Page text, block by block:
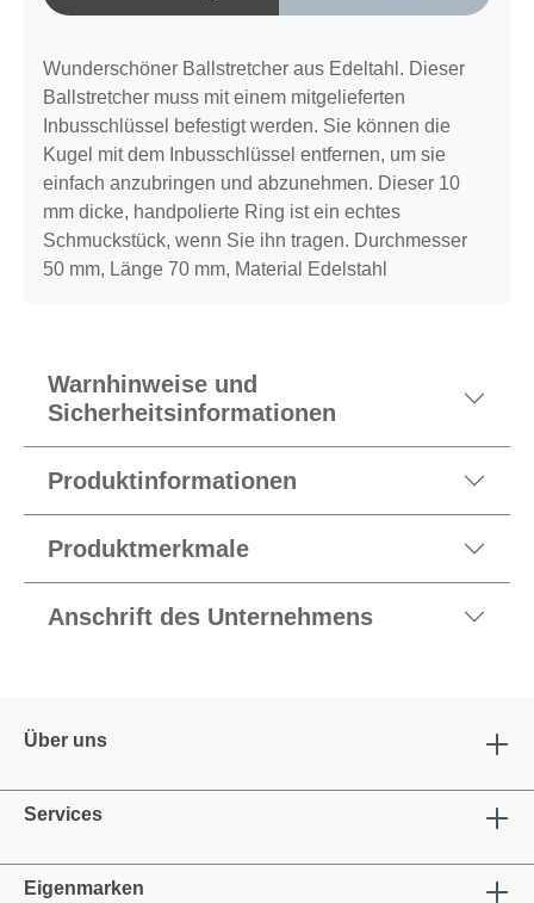
Wunderschöner Ballstretcher aus Edeltahl. Dieser
Ballstretcher muss mit einem mitgelieferten
Inbusschlüssel befestigt werden. Sie können die
Kugel mit dem Inbusschlüssel entfernen, um sie
einfach anzubringen und abzunehmen. Dieser 10
mm dicke, handpolierte Ring ist ein echtes
Schmuckstück, wenn Sie ihn tragen. Durchmesser
50 mm, Länge 70 mm, Material Edelstahl
Warnhinweise und
Sicherheitsinformationen
Produktinformationen
Produktmerkmale
Anschrift des Unternehmens
Über uns
Services
Eigenmarken